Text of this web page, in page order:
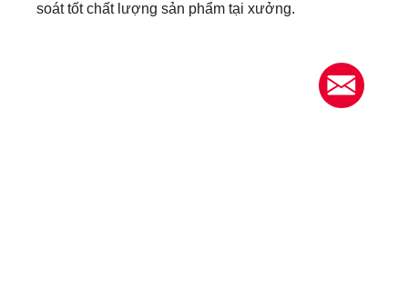
soát tốt chất lượng sản phẩm tại xưởng.